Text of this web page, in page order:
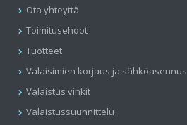
Ota yhteyttä
Toimitusehdot
Tuotteet
Valaisimien korjaus ja sähköasennus
Valaistus vinkit
Valaistussuunnittelu